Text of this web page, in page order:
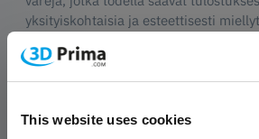
This website uses cookies
yksityiskohtaisia ja esteettisesti
Ympäristöystävällisempi:
Uuden
kehitetty ympäristöä ajatellen.
muovimateriaaleihin verrattuna. Voit